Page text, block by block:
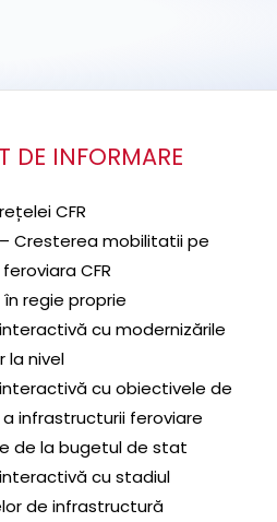
DE INFORMARE
CFR
Cresterea mobilitatii pe
CFR
în regie proprie
cu modernizările
la nivel
cu obiectivele de
infrastructurii feroviare
de la bugetul de stat
cu stadiul
de infrastructură